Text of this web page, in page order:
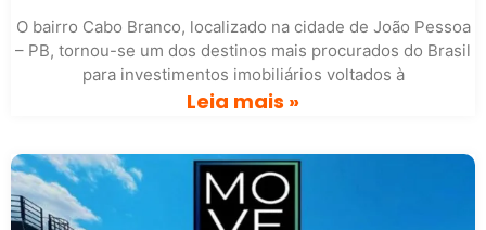
O bairro Cabo Branco, localizado na cidade de João Pessoa
– PB, tornou-se um dos destinos mais procurados do Brasil
para investimentos imobiliários voltados à
Leia mais »